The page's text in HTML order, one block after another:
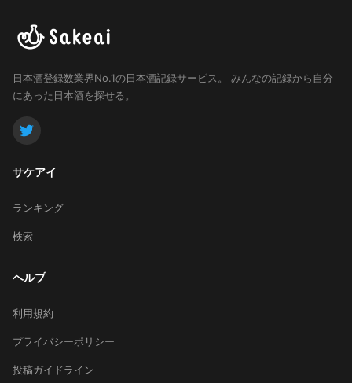
日本酒登録数業界No.1の日本酒記録サービス。
みんなの記録から自分
にあった日本酒を探せる。
サケアイ
ランキング
検索
ヘルプ
利用規約
プライバシーポリシー
投稿ガイドライン